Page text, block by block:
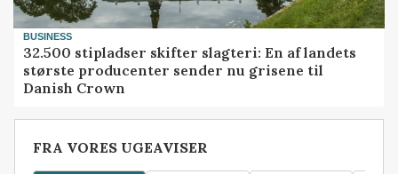
BUSINESS
32.500 stipladser skifter slagteri: En af landets
største producenter sender nu grisene til
Danish Crown
FRA VORES UGEAVISER